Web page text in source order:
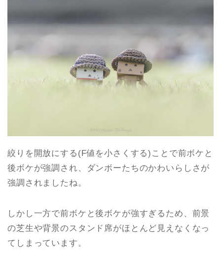
絞りを開放にする(F値を小さくする)ことで前ボケと
後ボケが強調され、ダンボーたちのかわいらしさが
強調されましたね。
しかし一方で前ボケと後ボケが強すぎるため、前景
の芝生や背景のスタンド席がほとんど見えなくなっ
てしまっています。